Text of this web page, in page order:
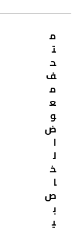
م
ت
ح
ف
م
ع
و
ض
ل
خ
ا
ص
ب
ي